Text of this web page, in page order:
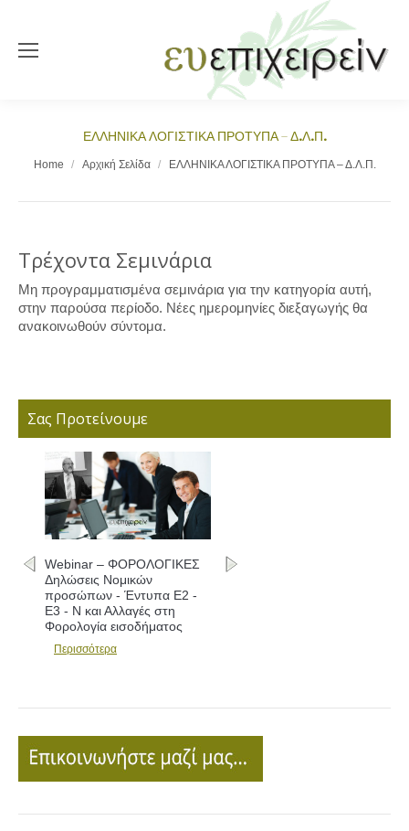
ΕΛΛΗΝΙΚΑ ΛΟΓΙΣΤΙΚΑ ΠΡΟΤΥΠΑ – Δ.Λ.Π.
You are here:
Home Αρχική Σελίδα ΕΛΛΗΝΙΚΑ ΛΟΓΙΣΤΙΚΑ ΠΡΟΤΥΠΑ – Δ.Λ.Π.
Τρέχοντα Σεμινάρια
Μη προγραμματισμένα σεμινάρια για την κατηγορία αυτή,
στην παρούσα περίοδο. Νέες ημερομηνίες διεξαγωγής θα
ανακοινωθούν σύντομα.
Σας Προτείνουμε
Webinar – ΦΟΡΟΛΟΓΙΚΕΣ
Δηλώσεις Νομικών
προσώπων - Έντυπα Ε2 -
Ε3 - Ν και Αλλαγές στη
Φορολογία εισοδήματος
Περισσότερα